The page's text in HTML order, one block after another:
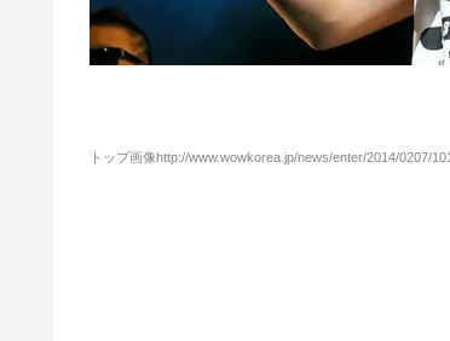
トップ画像http://www.wowkorea.jp/news/enter/2014/0207/